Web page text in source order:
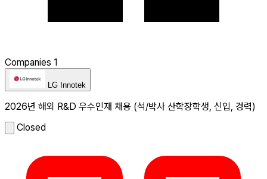
Companies 1
LG Innotek
2026년 해외 R&D 우수인재 채용 (석/박사 산학장학생, 신입, 경력)
Closed